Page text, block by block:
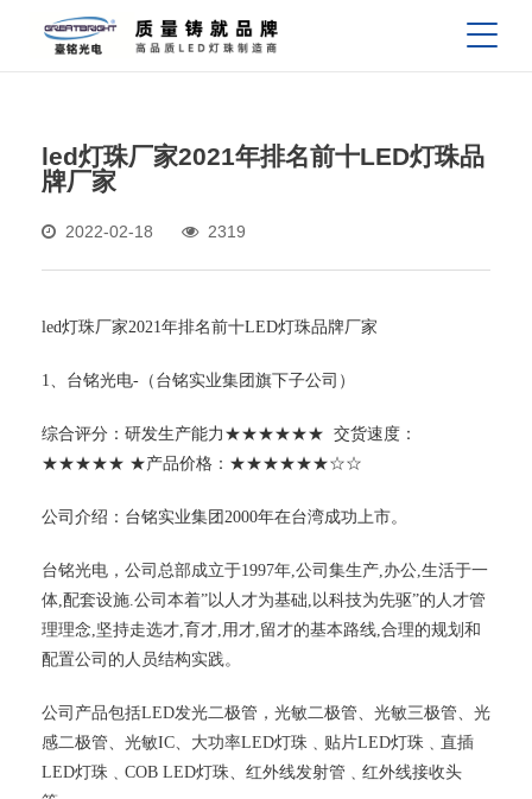
led灯珠厂家2021年排名前十LED灯珠品
牌厂家
2022-02-18 2319
led灯珠厂家2021年排名前十LED灯珠品牌厂家
1、台铭光电-（台铭实业集团旗下子公司）
综合评分：研发生产能力★★★★★★ 交货速度：
★★★★★ ★产品价格：★★★★★★☆☆
公司介绍：台铭实业集团2000年在台湾成功上市。
台铭光电，公司总部成立于1997年,公司集生产,办公,生活于一
体,配套设施.公司本着”以人才为基础,以科技为先驱”的人才管
理理念,坚持走选才,育才,用才,留才的基本路线,合理的规划和
配置公司的人员结构实践。
公司产品包括LED发光二极管，光敏二极管、光敏三极管、光
感二极管、光敏IC、大功率LED灯珠﹑贴片LED灯珠﹑直插
LED灯珠﹑COB LED灯珠、红外线发射管﹑红外线接收头